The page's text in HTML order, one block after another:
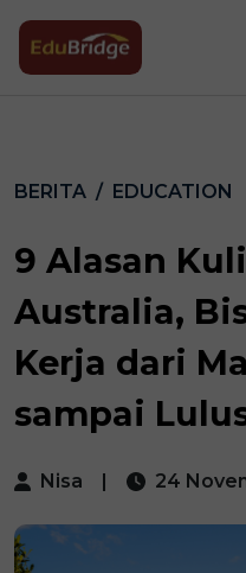
BERITA EDUCATION
9 Alasan
Australia,
Kerja dari
sampai
Nisa | 24